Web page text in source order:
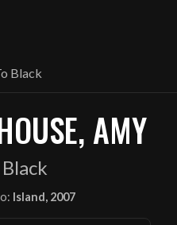
Black
AMY
Island, 2007